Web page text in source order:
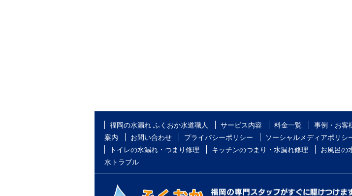
福岡の水漏れ ふくおか水道職人 サービス内容 料金一覧 事例・お客
案内
お問い合わせ プライバシーポリシー
ソーシャルメディアポリシ
トイレの水漏れ・つまり修理
キッチンのつまり・水漏れ修理 お風呂の
水トラブル